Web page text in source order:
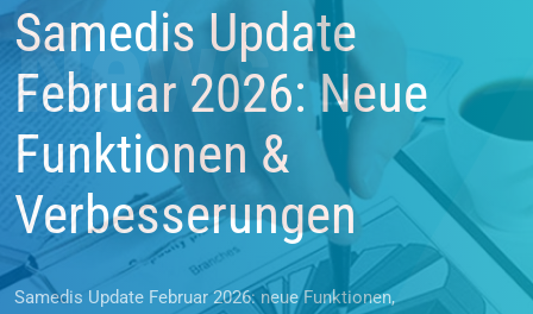
Samedis Update
Februar 2026: Neue
Funktionen &
Verbesserungen
News
Samedis Update Februar 2026: neue Funktionen,